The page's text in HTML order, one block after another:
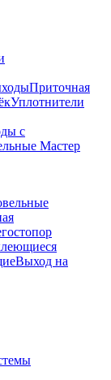
Приточная
Уплотнители
с
Мастер
Выход на